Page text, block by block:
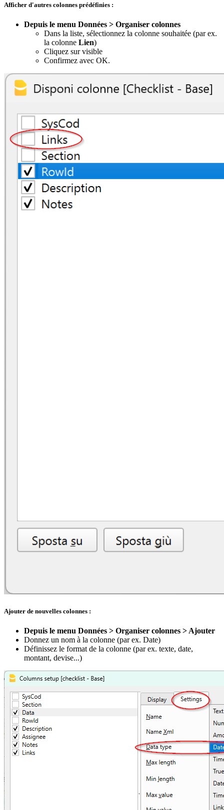
Afficher d'autres colonnes prédéfinies :
Depuis le menu Données > Organiser colonnes
Dans la liste, sélectionnez la colonne souhaitée (par ex.
la colonne Lien)
Cliquez sur visible
Confirmez avec OK.
Ajouter de nouvelles colonnes :
Depuis le menu Données > Organiser colonnes > Ajouter
Donnez un nom à la colonne (par ex. Date)
Définissez le format de la colonne (par ex. texte, date,
montant, devise...)